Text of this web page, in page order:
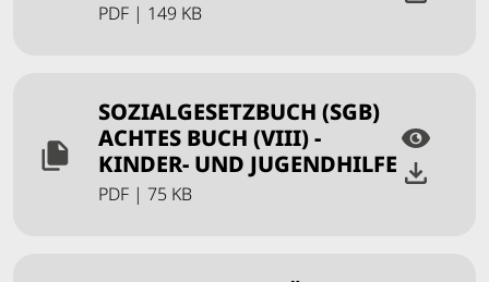
PDF | 149 KB
SOZIALGESETZBUCH (SGB)
ACHTES BUCH (VIII) -
KINDER- UND JUGENDHILFE
PDF | 75 KB